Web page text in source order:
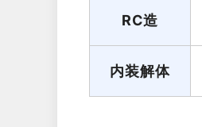
RC造
内装解体